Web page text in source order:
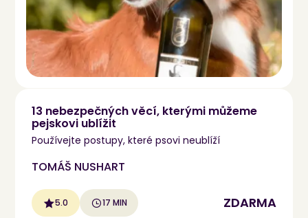
13 nebezpečných věcí, kterými můžeme
pejskovi ublížit
Používejte postupy, které psovi neublíží
TOMÁŠ NUSHART
5.0 17 MIN ZDARMA